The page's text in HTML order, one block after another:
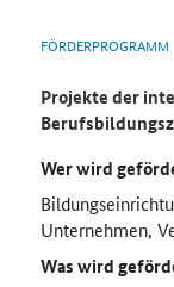
FÖRDERPROGRAMM
Projekte der
Wer wird
Unternehmen,
Was wird